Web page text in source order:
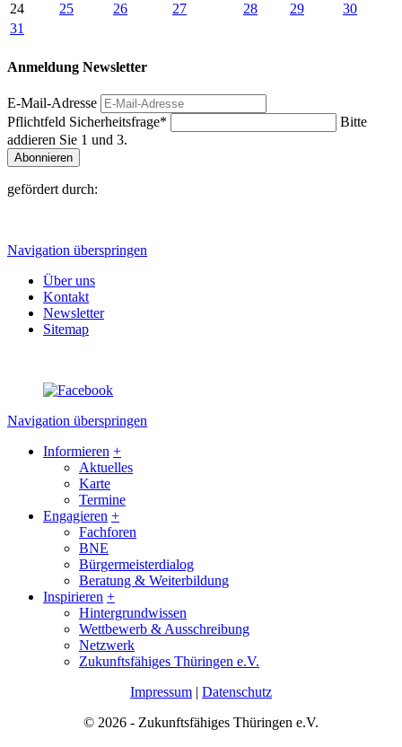
24
25 26 27 28 29
30
31
Anmeldung Newsletter
E-Mail-Adresse
Pflichtfeld Sicherheitsfrage*
Bitte
addieren Sie 1 und 3.
Abonnieren
gefördert durch:
Navigation überspringen
Über uns
Kontakt
Newsletter
Sitemap
Navigation überspringen
Informieren +
Aktuelles
Karte
Termine
Engagieren +
Fachforen
BNE
Bürgermeisterdialog
Beratung & Weiterbildung
Inspirieren +
Hintergrundwissen
Wettbewerb & Ausschreibung
Netzwerk
Zukunftsfähiges Thüringen e.V.
Impressum | Datenschutz
© 2026 - Zukunftsfähiges Thüringen e.V.